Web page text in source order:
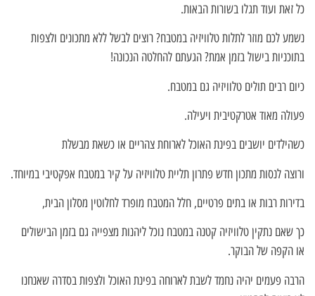
כל זאת ועוד תגלו בשורות הבאות.
נשמע לכם מוזר לתלות טלוויזיה במטבח? רוצים לבשל ללא מתכונים ולצפות
בתוכניות בישול בזמן אמת? הגעתם להחלטה הנכונה!
כיום רבים תולים טלוויזיה גם במטבח.
פעולה מאוד אטרקטיבית ויעילה.
כשהילדים יושבים בפינת האוכל לארוחת צהריים או כשאת מבשלת
ורוצה לנסות מתכון חדש פתרון תליית טלוויזיה על קיר במטבח אפקטיבי במיוחד.
בדירות רבות או בתים פרטיים, חלל המטבח מופרד לחלוטין מסלון הבית,
כך שאם נתקין טלוויזיה קטנה במטבח נוכל ליהנות מצפייה גם בזמן הבישולים
או הקפה של הבוקר.
הרבה פעמים יהיה נחמד לשבת לארוחה בפינת האוכל ולצפות בסדרה שאנחנו